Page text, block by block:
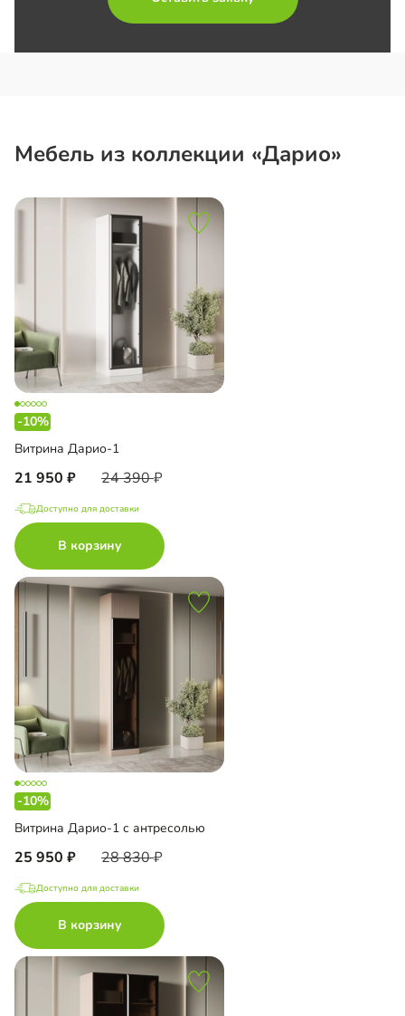
Мебель из коллекции «Дарио»
-10%
Витрина Дарио-1
21 950 24 390
Доступно для доставки
В корзину
-10%
Витрина Дарио-1 с антресолью
25 950 28 830
Доступно для доставки
В корзину